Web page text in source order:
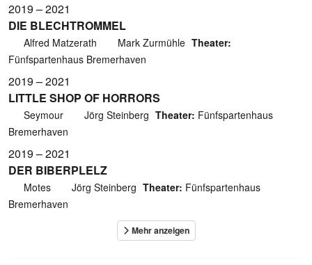
2019 – 2021
DIE BLECHTROMMEL
Alfred Matzerath Mark Zurmühle Theater:
Fünfspartenhaus Bremerhaven
2019 – 2021
LITTLE SHOP OF HORRORS
Seymour Jörg Steinberg Theater: Fünfspartenhaus
Bremerhaven
2019 – 2021
DER BIBERPLELZ
Motes Jörg Steinberg Theater: Fünfspartenhaus
Bremerhaven